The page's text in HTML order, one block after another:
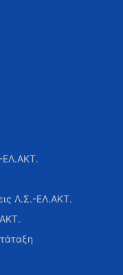
ΕΛ.ΑΚΤ.
Λ.Σ.-ΕΛ.ΑΚΤ.